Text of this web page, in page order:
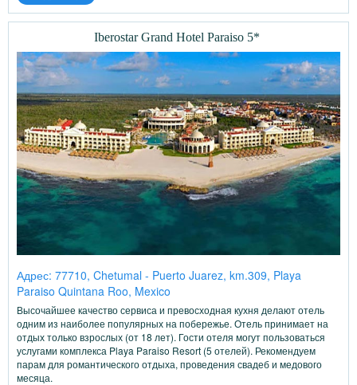
Iberostar Grand Hotel Paraiso 5*
Адрес: 77710, Chetumal - Puerto Juarez, km.309, Playa
Paraiso Quintana Roo, Mexico
Высочайшее качество сервиса и превосходная кухня делают отель
одним из наиболее популярных на побережье. Отель принимает на
отдых только взрослых (от 18 лет). Гости отеля могут пользоваться
услугами комплекса Playa Paraiso Resort (5 отелей). Рекомендуем
парам для романтического отдыха, проведения свадеб и медового
месяца.